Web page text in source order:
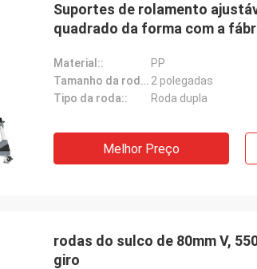
Suportes de rolamento
quadrado da forma com a
Material::
PP
Tamanho da roda:: 2 polegadas
Tipo da roda::
Roda dupla
Melhor Preço
rodas do sulco de 80mm V,
giro